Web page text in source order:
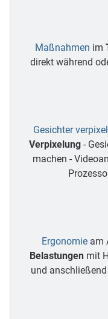
Maßnahmen im
direkt während
Gesichter
Verpixelung -
machen -
Ergonomieam
Belastungenmit
und